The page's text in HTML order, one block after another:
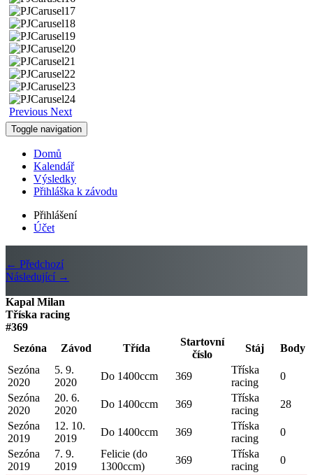
Previous Next
Toggle navigation
Domů
Kalendář
Výsledky
Přihláška k závodu
Přihlášení
Účet
← Předchozí
Následující →
Kapal Milan
Tříska racing
#369
Sezóna
Závod Třída
Startovní
číslo
Stáj
Body
Sezóna
2020
5. 9.
2020
Do 1400ccm 369
Tříska
racing
0
Sezóna
2020
20. 6.
2020
Do 1400ccm 369
Tříska
racing
28
Sezóna
2019
12. 10.
2019
Do 1400ccm 369
Tříska
racing
0
Sezóna
2019
7. 9.
2019
Felicie (do
1300ccm)
369
Tříska
racing
0